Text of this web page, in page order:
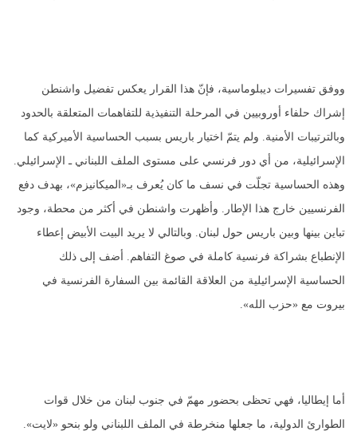
ووفق تفسيرات ديبلوماسية، فإنّ هذا القرار يعكس تفضيل واشنطن
إشراك حلفاء أوروبيين في المرحلة التنفيذية للتفاهمات المتعلقة بالحدود
وبالترتيبات الأمنية. ولم يتمّ اختيار باريس بسبب الحساسية الأميركية كما
الإسرائيلية، من أي دور فرنسي على مستوى الملف اللبناني ـ الإسرائيلي.
وهذه الحساسية تجلّت في نسف ما كان يُعرف بـ«الميكانيزم»، بهدف دفع
الفرنسيين خارج هذا الإطار. وأظهرت واشنطن في أكثر من محطة، وجود
تباين بينها وبين باريس حول لبنان. وبالتالي لا يريد البيت الأبيض إعطاء
الإنطباع بشراكة فرنسية كاملة في صوغ التفاهم. أضف إلى ذلك
الحساسية الإسرائيلية من العلاقة القائمة بين السفارة الفرنسية في
بيروت مع «حزب الله».
أما إيطاليا، فهي تحظى بحضور مهمّ في جنوب لبنان من خلال قوات
الطوارئ الدولية، ما جعلها منخرطة في الملف اللبناني ولو بنحو «لايت».